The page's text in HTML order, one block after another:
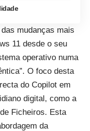
mudanças mais
11 desde o seu
operativo numa
O foco desta
do Copilot em
digital, como a
Ficheiros. Esta
da